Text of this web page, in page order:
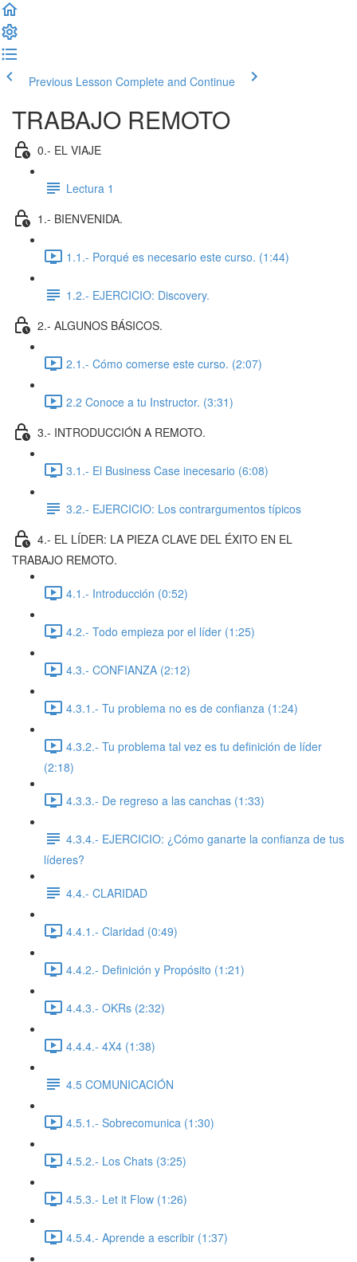
Previous Lesson Complete and Continue
TRABAJO REMOTO
0.- EL VIAJE
Lectura 1
1.- BIENVENIDA.
1.1.- Porqué es necesario este curso. (1:44)
1.2.- EJERCICIO: Discovery.
2.- ALGUNOS BÁSICOS.
2.1.- Cómo comerse este curso. (2:07)
2.2 Conoce a tu Instructor. (3:31)
3.- INTRODUCCIÓN A REMOTO.
3.1.- El Business Case inecesario (6:08)
3.2.- EJERCICIO: Los contrargumentos típicos
4.- EL LÍDER: LA PIEZA CLAVE DEL ÉXITO EN EL
TRABAJO REMOTO.
4.1.- Introducción (0:52)
4.2.- Todo empieza por el líder (1:25)
4.3.- CONFIANZA (2:12)
4.3.1.- Tu problema no es de confianza (1:24)
4.3.2.- Tu problema tal vez es tu definición de líder
(2:18)
4.3.3.- De regreso a las canchas (1:33)
4.3.4.- EJERCICIO: ¿Cómo ganarte la confianza de tus
líderes?
4.4.- CLARIDAD
4.4.1.- Claridad (0:49)
4.4.2.- Definición y Propósito (1:21)
4.4.3.- OKRs (2:32)
4.4.4.- 4X4 (1:38)
4.5 COMUNICACIÓN
4.5.1.- Sobrecomunica (1:30)
4.5.2.- Los Chats (3:25)
4.5.3.- Let it Flow (1:26)
4.5.4.- Aprende a escribir (1:37)